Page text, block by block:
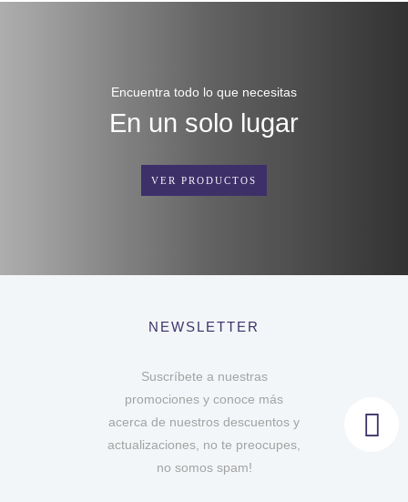
Encuentra todo lo que necesitas
En un solo lugar
VER PRODUCTOS
NEWSLETTER
Suscríbete a nuestras
promociones y conoce más
acerca de nuestros descuentos y
actualizaciones, no te preocupes,
no somos spam!